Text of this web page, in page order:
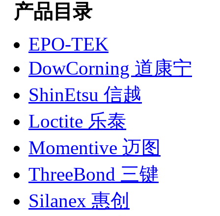
产品目录
EPO-TEK
DowCorning 道康宁
ShinEtsu 信越
Loctite 乐泰
Momentive 迈图
ThreeBond 三键
Silanex 惠创